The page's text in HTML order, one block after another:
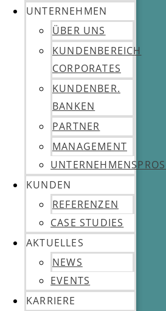
UNTERNEHMEN
ÜBER UNS
KUNDENBEREICH
CORPORATES
KUNDENBER.
BANKEN
PARTNER
MANAGEMENT
KUNDEN
REFERENZEN
CASE STUDIES
AKTUELLES
NEWS
EVENTS
KARRIERE